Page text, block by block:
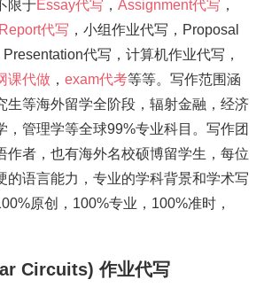
限于Essay代写 ， Assignment代写 ，
Report代写 ，小组作业代写，Proposal
Presentation代写，计算机作业代写，
课代做 ， exam代考等等。写作范围涵
生等海外留学全阶段，辐射金融，经济
，管理学等全球99%专业科目。写作团
作者，也有海外名校硕博留学生，每位
的语言能力，专业的学科背景和学术写
原创，100%专业，100%准时，
Circuits) 作业代写